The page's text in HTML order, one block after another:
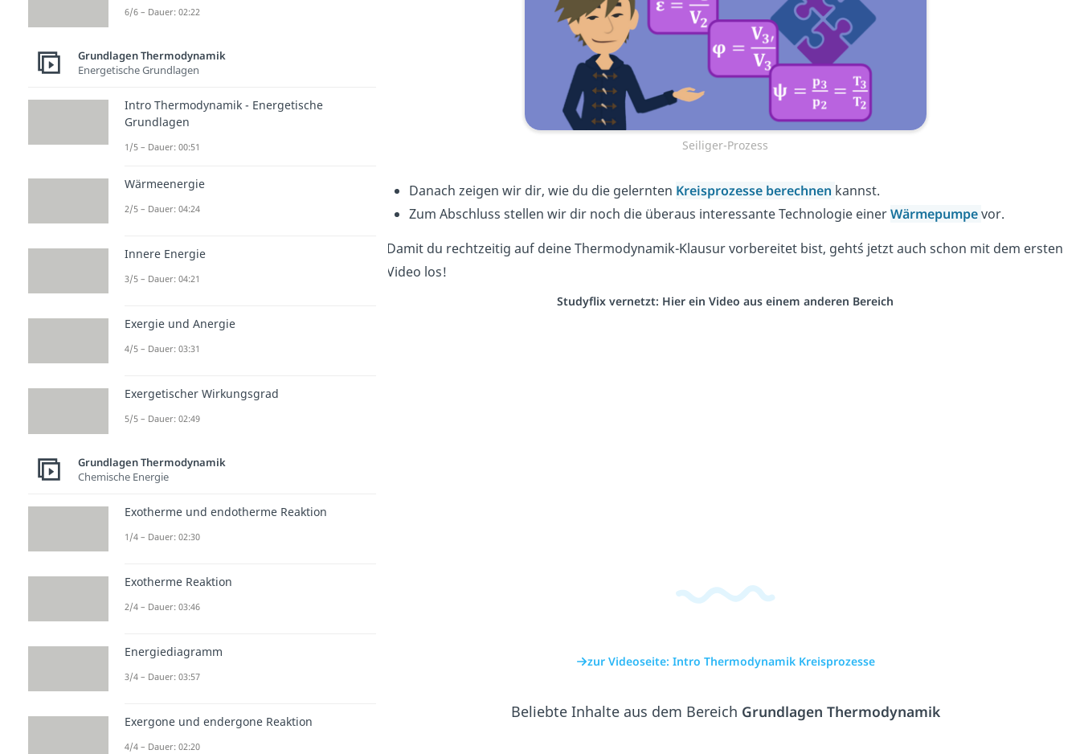
Seiliger-Prozess
Danach zeigen wir dir, wie du die gelernten Kreisprozesse berechnen kannst.
Zum Abschluss stellen wir dir noch die überaus interessante Technologie einerWärmepumpe vor.
Damit du rechtzeitig auf deine Thermodynamik-Klausur vorbereitet bist, geht´s jetzt auch schon mit dem ersten
Video los!
Studyflix vernetzt: Hier ein Video aus einem anderen Bereich
zur Videoseite: Intro Thermodynamik Kreisprozesse
Beliebte Inhalte aus dem Bereich Grundlagen Thermodynamik
6/6 – Dauer: 02:22
Grundlagen Thermodynamik
Energetische Grundlagen
Intro Thermodynamik - Energetische
Grundlagen
1/5 – Dauer: 00:51
Wärmeenergie
2/5 – Dauer: 04:24
Innere Energie
3/5 – Dauer: 04:21
Exergie und Anergie
4/5 – Dauer: 03:31
Exergetischer Wirkungsgrad
5/5 – Dauer: 02:49
Grundlagen Thermodynamik
Chemische Energie
Exotherme und endotherme Reaktion
1/4 – Dauer: 02:30
Exotherme Reaktion
2/4 – Dauer: 03:46
Energiediagramm
3/4 – Dauer: 03:57
Exergone und endergone Reaktion
4/4 – Dauer: 02:20